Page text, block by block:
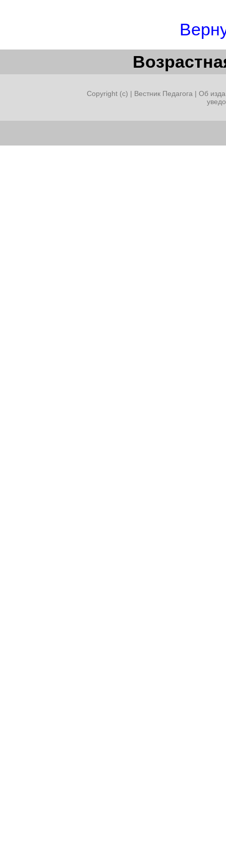
Copyright (c) | Вестник Педагога | Об